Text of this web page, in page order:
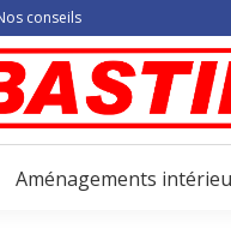
conseils
Aménagements